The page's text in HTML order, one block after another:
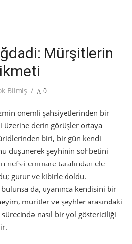
Mürşitlerin
Bilmiş 0
önemli şahsiyetlerinden biri
derin görüşler ortaya
biri, bir gün kendi
düşünerek şeyhinin sohbetini
nefs-i emmare tarafından ele
gurur ve kibirle doldu.
da, uyanınca kendisini bir
müritler ve şeyhler arasındaki
nasıl bir yol göstericiliği